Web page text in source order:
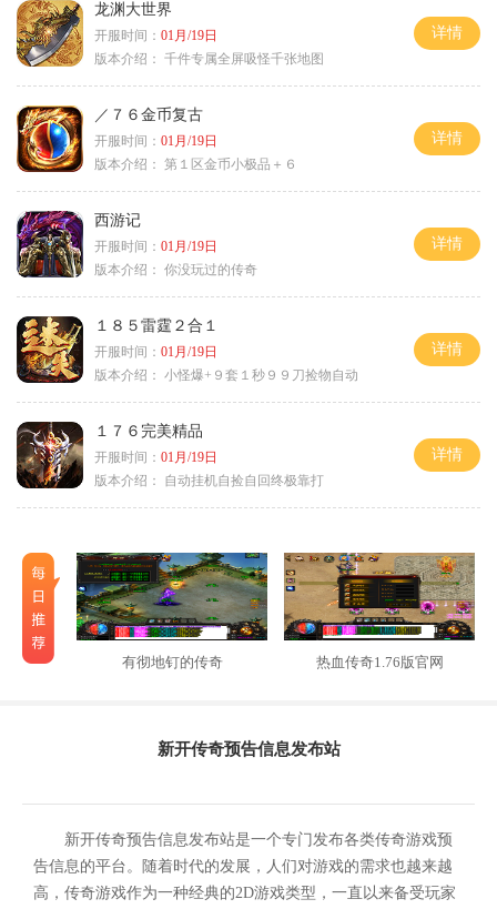
龙渊大世界
开服时间： 01月/19日
版本介绍： 千件专属全屏吸怪千张地图
详情
／７６金币复古
开服时间： 01月/19日
版本介绍： 第１区金币小极品＋６
详情
西游记
开服时间： 01月/19日
版本介绍： 你没玩过的传奇
详情
１８５雷霆２合１
开服时间： 01月/19日
版本介绍： 小怪爆+９套１秒９９刀捡物自动
详情
１７６完美精品
开服时间： 01月/19日
版本介绍：
自动挂机自捡自回终极靠打
详情
有彻地钉的传奇 热血传奇1.76版官网
新开传奇预告信息发布站
新开传奇预告信息发布站是一个专门发布各类传奇游戏预
告信息的平台。随着时代的发展，人们对游戏的需求也越来越
高，传奇游戏作为一种经典的2D游戏类型，一直以来备受玩家